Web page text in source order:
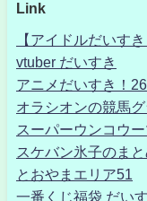
Link
【アイドルだいす
vtuber だいすき
アニメだいすき！
オラシオンの競馬グ
スーパーウンコウ
スケバン氷子のまと
とおやまエリア51
一番くじ福袋 だい